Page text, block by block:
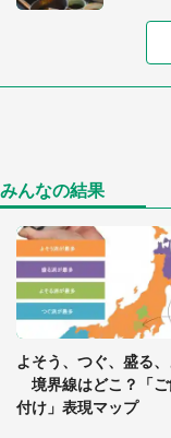
「可
「孫
「ゾ
グっ
「閉所
年に
8万人
みんなの結果
よそう、つぐ、盛る
境界線はどこ？「ご
付け」表現マップ